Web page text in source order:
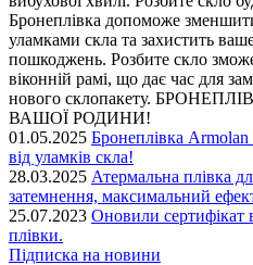
Бронеплівка допоможе
уламками скла та захистить
пошкоджень. Розбите скло
віконній рамі, що дає час для
нового склопакету.
ВАШОЇ РОДИНИ!
01.05.2025 Бронеплівка
від уламків скла!
28.03.2025 Атермальна плівка
затемнення, максимальний
25.07.2023 Оновили сертифікат
плівки.
Підписка на новини